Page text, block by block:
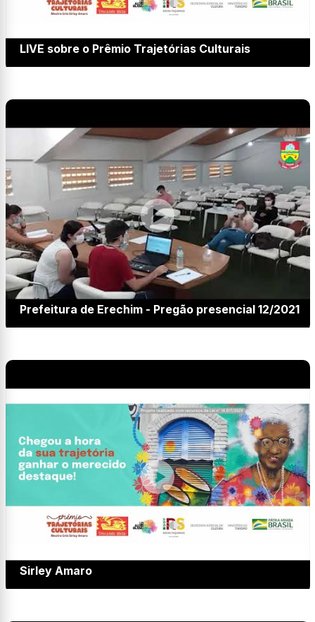
LIVE sobre o Prêmio Trajetórias Culturais
Prefeitura de Erechim - Pregão presencial 12/2021
Sirley Amaro